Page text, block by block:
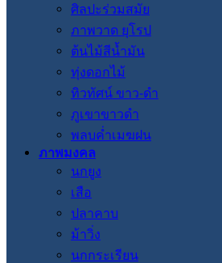
ศิลปะร่วมสมัย
ภาพวาด ยุโรป
ต้นไม้สีน้ำมัน
ทุ่งดอกไม้
ทิวทัศน์ ขาว-ดำ
ภูเขาขาวดำ
พลบค่ำเมฆฝน
ภาพมงคล
นกยูง
เสือ
ปลาคาบ
ม้าวิ่ง
นกกระเรียน